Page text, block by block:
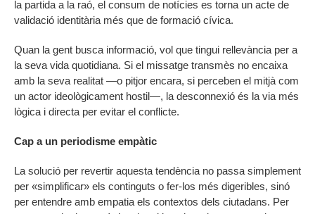
la partida a la raó, el consum de notícies es torna un acte de
validació identitària més que de formació cívica.
Quan la gent busca informació, vol que tingui rellevància per a
la seva vida quotidiana. Si el missatge transmès no encaixa
amb la seva realitat —o pitjor encara, si perceben el mitjà com
un actor ideològicament hostil—, la desconnexió és la via més
lògica i directa per evitar el conflicte.
Cap a un periodisme empàtic
La solució per revertir aquesta tendència no passa simplement
per «simplificar» els continguts o fer-los més digeribles, sinó
per entendre amb empatia els contextos dels ciutadans. Per